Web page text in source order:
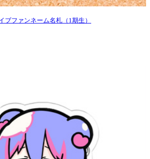
ブファンネーム名札（1期生）